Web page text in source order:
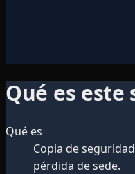
Qué es este
Qué es
Copia de
pérdida de sede.